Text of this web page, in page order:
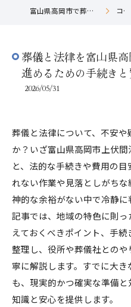
富山県高岡市で葬儀社の求人なら株式会社いたの コラム
葬儀と法律を富山県
進めるための手続き
2026/05/31
葬儀と法律について、不安
か？いざ富山県高岡市上伏
と、法的な手続きや費用の
れない作業や見落としがち
神的な余裕がない中で冷静
記事では、地域の特色に則
えておくべきポイント、手
整理し、役所や葬儀社との
寧に解説します。すでに大
も、現実的かつ確実な準備
知識と安心を提供します。